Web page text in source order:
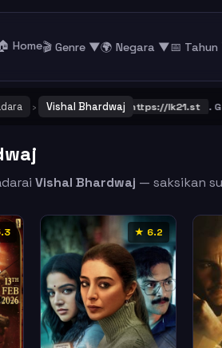
Home🎬 Genre ▼🌍 Negara ▼📅
› Vishal Bhardwaj
alamat URL LK21 https://lk21.st .
Vishal Bhardwaj — saksikan
★ 6.2